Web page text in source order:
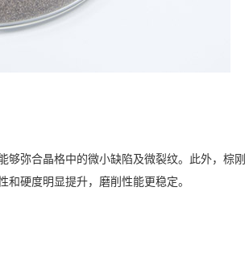
弥合晶格中的微小缺陷及微裂纹。此外，棕
硬度明显提升，磨削性能更稳定。